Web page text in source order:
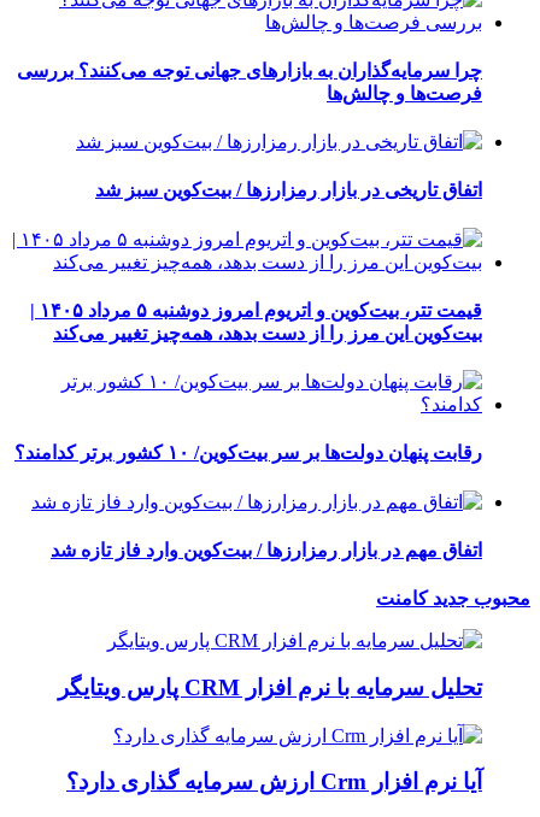
چرا سرمایه‌گذاران به بازارهای جهانی توجه می‌کنند؟ بررسی
فرصت‌ها و چالش‌ها
اتفاق تاریخی در بازار رمزارزها / بیت‌کوین سبز شد
قیمت تتر، بیت‌کوین و اتریوم امروز دوشنبه ۵ مرداد ۱۴۰۵ |
بیت‌کوین این مرز را از دست بدهد، همه‌چیز تغییر می‌کند
رقابت پنهان دولت‌ها بر سر بیت‌کوین/ ۱۰ کشور برتر کدامند؟
اتفاق مهم در بازار رمزارزها / بیت‌کوین وارد فاز تازه شد
محبوب جدیدکامنت
تحلیل سرمایه با نرم افزار CRM پارس ویتایگر
آیا نرم افزار Crm ارزش سرمایه گذاری دارد؟